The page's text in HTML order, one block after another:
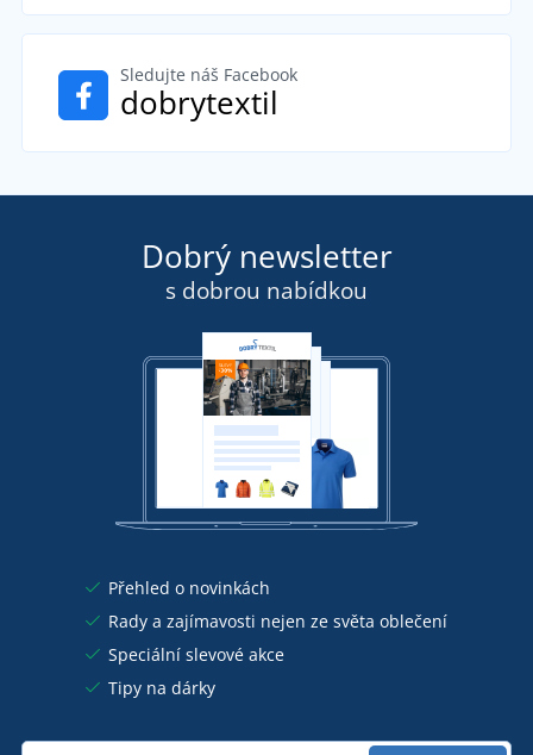
Sledujte náš Facebook
dobrytextil
Dobrý newsletter
s dobrou nabídkou
Přehled o novinkách
Rady a zajímavosti nejen ze světa oblečení
Speciální slevové akce
Tipy na dárky